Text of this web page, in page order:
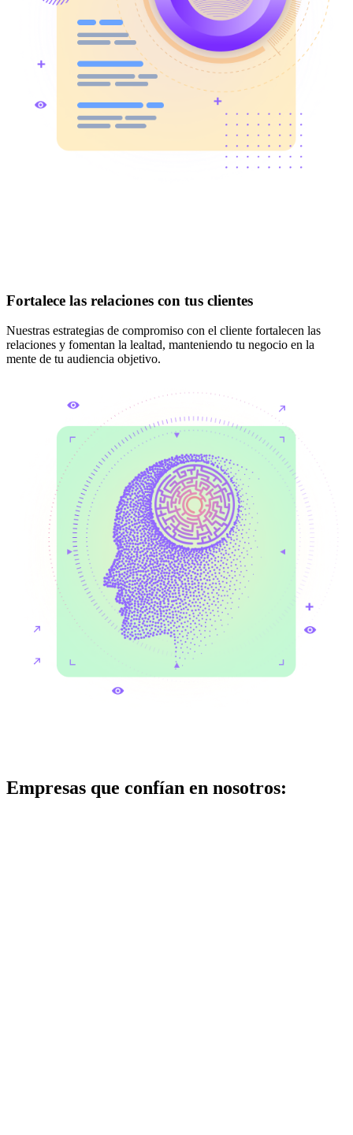
Fortalece las relaciones con tus clientes
Nuestras estrategias de compromiso con el cliente fortalecen las
relaciones y fomentan la lealtad, manteniendo tu negocio en la
mente de tu audiencia objetivo.
Empresas que confían en nosotros: